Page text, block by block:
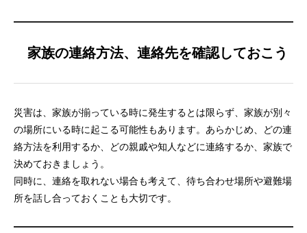
家族の連絡方法、連絡先を確認しておこう
災害は、家族が揃っている時に発生するとは限らず、家族が別々
の場所にいる時に起こる可能性もあります。あらかじめ、どの連
絡方法を利用するか、どの親戚や知人などに連絡するか、家族で
決めておきましょう。
同時に、連絡を取れない場合も考えて、待ち合わせ場所や避難場
所を話し合っておくことも大切です。